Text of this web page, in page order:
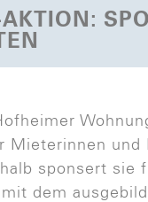
Mieterinnen
sponsert sie
dem